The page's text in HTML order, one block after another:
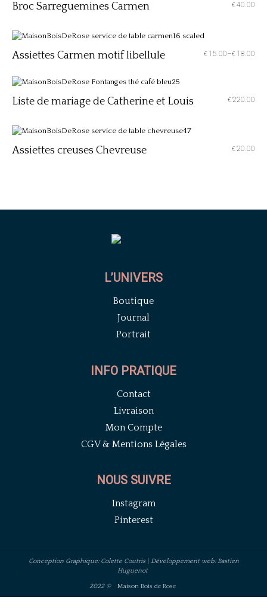
Broc Sarreguemines Carmen €40.00
Assiettes Carmen motif libellule € 15.00–€ 18.00
Liste de mariage de Catherine et Louis €220.00
Assiettes creuses Chevreuse €20.00
L’UNIVERS
Boutique
Journal
Portrait
INFO PRATIQUE
Contact
Livraison
Mon Compte
CGV & Mentions Légales
NOUS SUIVRE
Instagram
Pinterest
Conception Graphique: Colette Coutris|
Développement web: Bastien
Huguenot
2022 © Maison Bois de Rose